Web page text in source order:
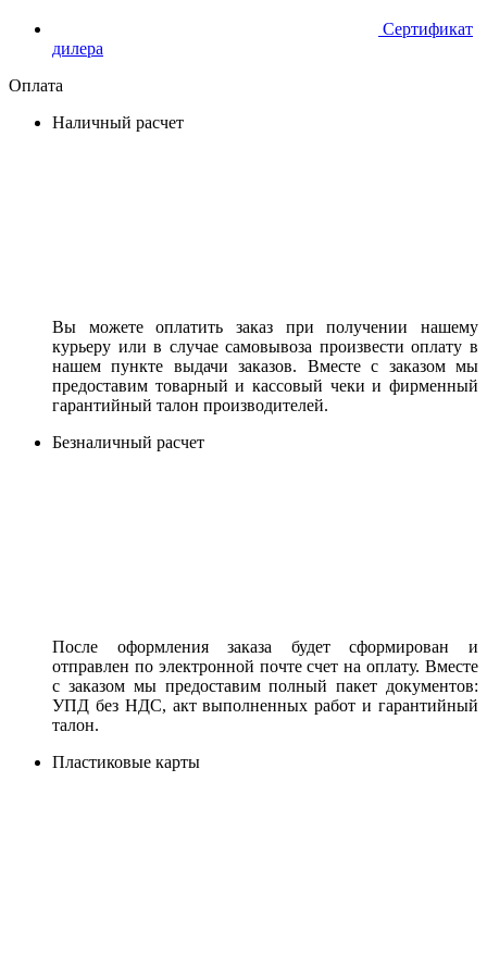
Сертификат
дилера
Оплата
Наличный расчет
Вы можете оплатить заказ при получении нашему
курьеру или в случае самовывоза произвести оплату в
нашем пункте выдачи заказов. Вместе с заказом мы
предоставим товарный и кассовый чеки и фирменный
гарантийный талон производителей.
Безналичный расчет
После оформления заказа будет сформирован и
отправлен по электронной почте счет на оплату. Вместе
с заказом мы предоставим полный пакет документов:
УПД без НДС, акт выполненных работ и гарантийный
талон.
Пластиковые карты